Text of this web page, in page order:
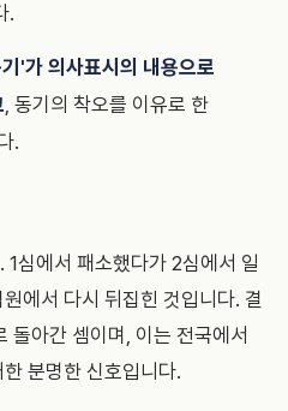
.
'가 의사표시의 내용으로
, 동기의 착오를 이유로 한
.
심에서 패소했다가 2심에서 일
에서 다시 뒤집힌 것입니다. 결
돌아간 셈이며, 이는 전국에서
분명한 신호입니다.